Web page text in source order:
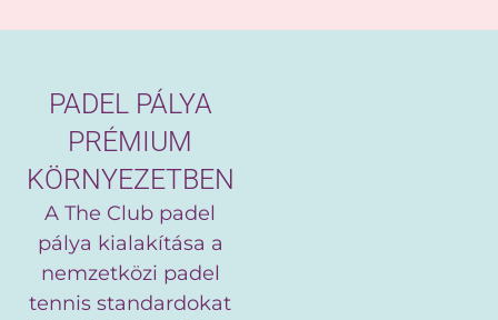
PADEL PÁLYA
PRÉMIUM
KÖRNYEZETBEN
A The Club padel
pálya kialakítása a
nemzetközi padel
tennis standardokat